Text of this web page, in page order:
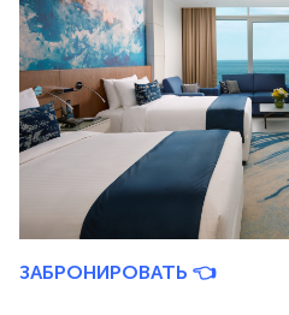
ЗАБРОНИРОВАТЬ 👈